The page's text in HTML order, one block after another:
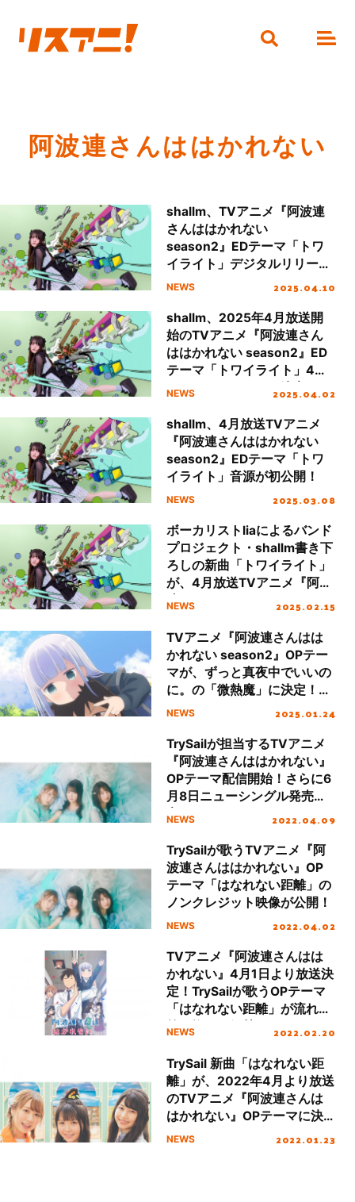
阿波連さんははかれない
shallm、TVアニメ『阿波連
さんははかれない
season2』EDテーマ「トワ
イライト」デジタルリリース
＆MV公開！水瀬いのり、寺
NEWS 2025.04.10
shallm、2025年4月放送開
始のTVアニメ『阿波連さん
ははかれない season2』ED
テーマ「トワイライト」4月8
日デジタルリリース決定！
NEWS 2025.04.02
shallm、4月放送TVアニメ
『阿波連さんははかれない
season2』EDテーマ「トワ
イライト」音源が初公開！
NEWS 2025.03.08
ボーカリストliaによるバンド
プロジェクト・shallm書き下
ろしの新曲「トワイライト」
が、4月放送TVアニメ『阿波
連さんははかれない
定！
NEWS 2025.02.15
TVアニメ『阿波連さんはは
かれない season2』OPテー
マが、ずっと真夜中でいいの
に。の「微熱魔」に決定！ア
ニメ最新PVで音源初解禁
NEWS 2025.01.24
TrySailが担当するTVアニメ
『阿波連さんははかれない』
OPテーマ配信開始！さらに6
月8日ニューシングル発売決
定
NEWS 2022.04.09
TrySailが歌うTVアニメ『阿
波連さんははかれない』OP
テーマ「はなれない距離」の
ノンクレジット映像が公開！
NEWS 2022.04.02
TVアニメ『阿波連さんはは
かれない』4月1日より放送決
定！TrySailが歌うOPテーマ
「はなれない距離」が流れる
第2弾PVも解禁！
NEWS 2022.02.20
TrySail 新曲「はなれない距
離」が、2022年4月より放送
のTVアニメ『阿波連さんは
はかれない』OPテーマに決
定！
NEWS 2022.01.23